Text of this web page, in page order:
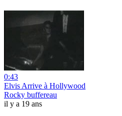
0:43
Elvis Arrive à Hollywood
Rocky buffereau
il y a 19 ans